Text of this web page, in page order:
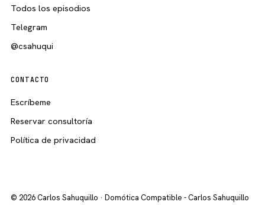
Todos los episodios
Telegram
@csahuqui
CONTACTO
Escríbeme
Reservar consultoría
Política de privacidad
© 2026 Carlos Sahuquillo · Domótica Compatible - Carlos Sahuquillo